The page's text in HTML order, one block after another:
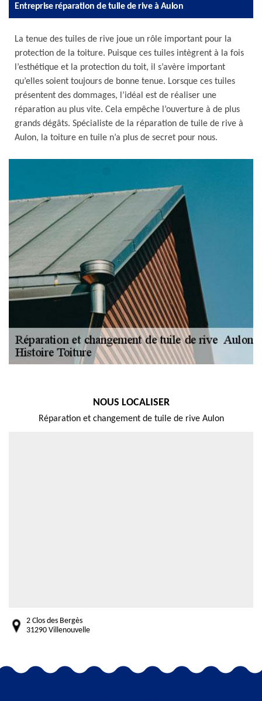
Entreprise réparation de tuile de rive à Aulon
La tenue des tuiles de rive joue un rôle important pour la
protection de la toiture. Puisque ces tuiles intègrent à la fois
l’esthétique et la protection du toit, il s’avère important
qu’elles soient toujours de bonne tenue. Lorsque ces tuiles
présentent des dommages, l’idéal est de réaliser une
réparation au plus vite. Cela empêche l’ouverture à de plus
grands dégâts. Spécialiste de la réparation de tuile de rive à
Aulon, la toiture en tuile n’a plus de secret pour nous.
NOUS LOCALISER
Réparation et changement de tuile de rive Aulon
2 Clos des Bergès
31290 Villenouvelle